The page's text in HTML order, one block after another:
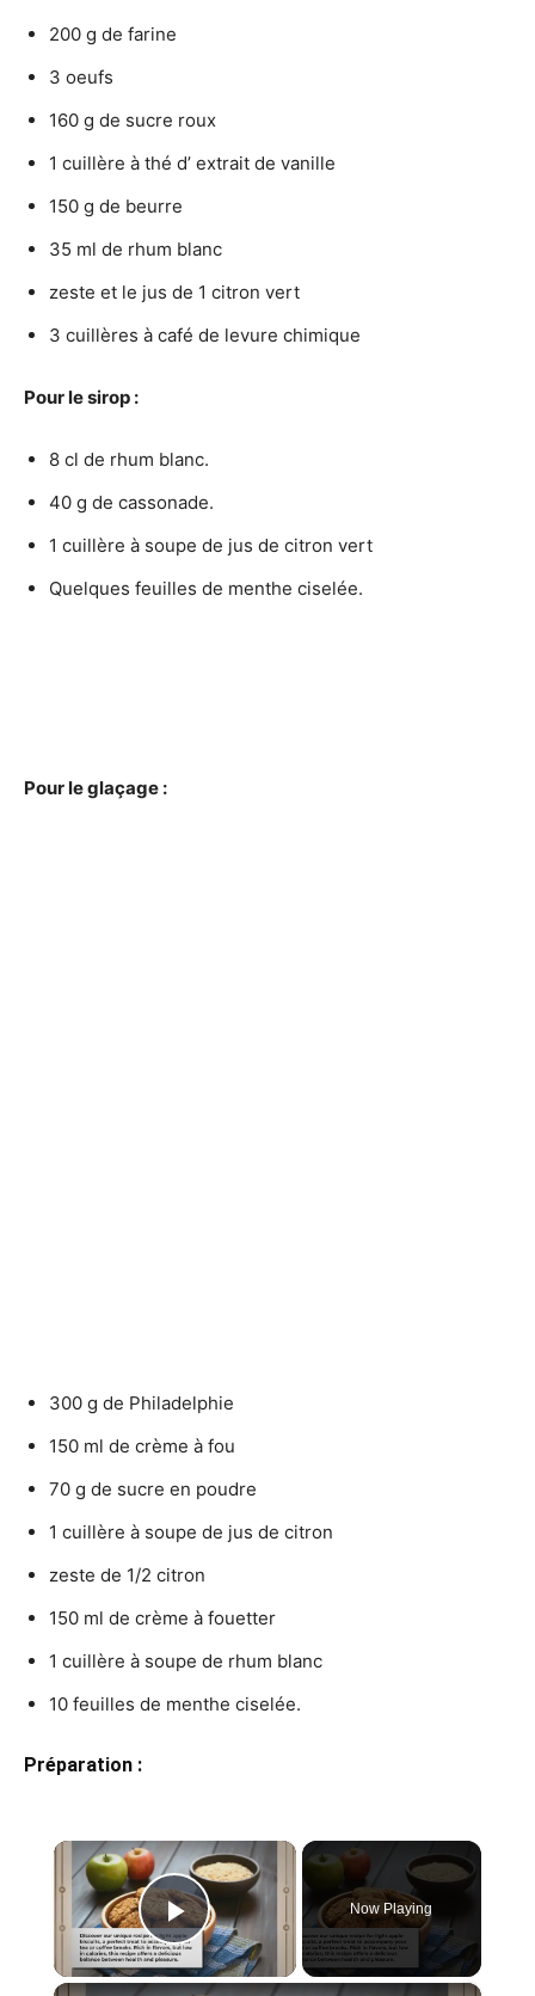
200 g de farine
3 oeufs
160 g de sucre roux
1 cuillère à thé d’ extrait de vanille
150 g de beurre
35 ml de rhum blanc
zeste et le jus de 1 citron vert
3 cuillères à café de levure chimique
Pour le sirop :
8 cl de rhum blanc.
40 g de cassonade.
1 cuillère à soupe de jus de citron vert
Quelques feuilles de menthe ciselée.
Pour le glaçage :
300 g de Philadelphie
150 ml de crème à fou
70 g de sucre en poudre
1 cuillère à soupe de jus de citron
zeste de 1/2 citron
150 ml de crème à fouetter
1 cuillère à soupe de rhum blanc
10 feuilles de menthe ciselée.
Préparation :
×
Play Video
Now Playing